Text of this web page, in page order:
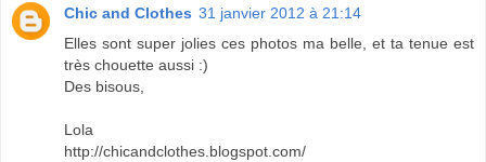
Chic and Clothes 31 janvier 2012 à 21:14
Elles sont super jolies ces photos ma belle, et ta tenue est
très chouette aussi :)
Des bisous,
Lola
http://chicandclothes.blogspot.com/